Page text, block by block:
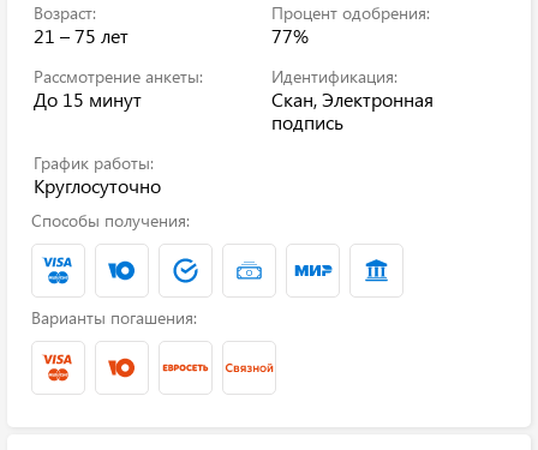
Возраст:
21 – 75 лет
Процент одобрения:
77%
Рассмотрение анкеты:
До 15 минут
Идентификация:
Скан, Электронная
подпись
График работы:
Круглосуточно
Способы получения:
Варианты погашения: